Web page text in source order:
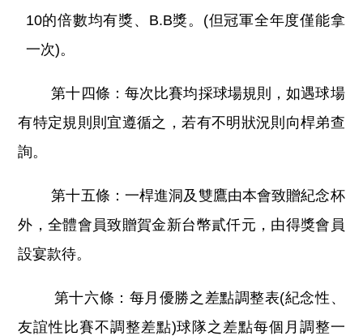
10的倍數均有獎、B.B獎。(但冠軍全年度僅能拿
一次)。
第十四條：每次比賽均採球場規則，如遇球場
有特定規則則宜遵循之，若有不明狀況則向桿弟查
詢。
第十五條：一桿進洞及雙鷹由本會致贈紀念杯
外，全體會員致贈賀金新台幣貳仟元，由得獎會員
設宴款待。
第十六條：每月優勝之差點調整表(紀念性、
友誼性比賽不調整差點)球隊之差點每個月調整一